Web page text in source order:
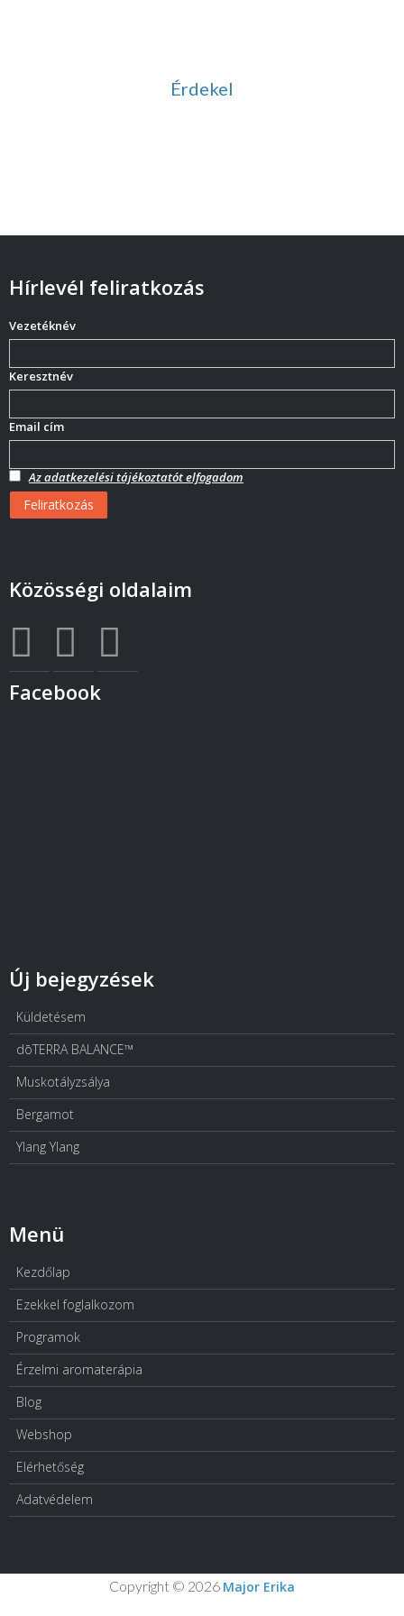
Érdekel
Hírlevél feliratkozás
Vezetéknév
Keresztnév
Email cím
Az adatkezelési tájékoztatót elfogadom
Közösségi oldalaim
Facebook
Új bejegyzések
Küldetésem
dōTERRA BALANCE™
Muskotályzsálya
Bergamot
Ylang Ylang
Menü
Kezdőlap
Ezekkel foglalkozom
Programok
Érzelmi aromaterápia
Blog
Webshop
Elérhetőség
Adatvédelem
Copyright © 2026 Major Erika